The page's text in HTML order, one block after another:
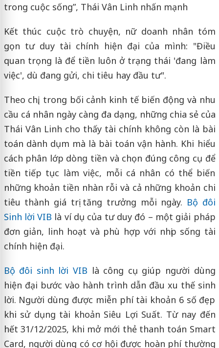
trong cuộc sống”, Thái Vân Linh nhấn mạnh
Kết thúc cuộc trò chuyện, nữ doanh nhân tóm
gọn tư duy tài chính hiện đại của mình: "Điều
quan trọng là để tiền luôn ở trạng thái 'đang làm
việc', dù đang gửi, chi tiêu hay đầu tư".
Theo chị, trong bối cảnh kinh tế biến động và nhu
cầu cá nhân ngày càng đa dạng, những chia sẻ của
Thái Vân Linh cho thấy tài chính không còn là bài
toán dành dụm mà là bài toán vận hành. Khi hiểu
cách phân lớp dòng tiền và chọn đúng công cụ để
tiền tiếp tục làm việc, mỗi cá nhân có thể biến
những khoản tiền nhàn rỗi và cả những khoản chi
tiêu thành giá trị tăng trưởng mỗi ngày. Bộ đôi
Sinh lời VIB là ví dụ của tư duy đó – một giải pháp
đơn giản, linh hoạt và phù hợp với nhịp sống tài
chính hiện đại.
Bộ đôi sinh lời VIB là công cụ giúp người dùng
hiện đại bước vào hành trình dẫn đầu xu thế sinh
lời. Người dùng được miễn phí tài khoản 6 số đẹp
khi sử dụng tài khoản Siêu Lợi Suất. Từ nay đến
hết 31/12/2025, khi mở mới thẻ thanh toán Smart
Card, người dùng có cơ hội được hoàn phí thường